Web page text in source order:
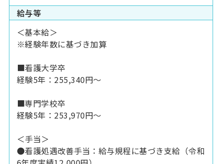
給与等
＜基本給＞
※経験年数に基づき加算
■看護大学卒
経験5年：255,340円～
■専門学校卒
経験5年：253,970円～
＜手当＞
●看護処遇改善手当：給与規程に基づき支給（令和